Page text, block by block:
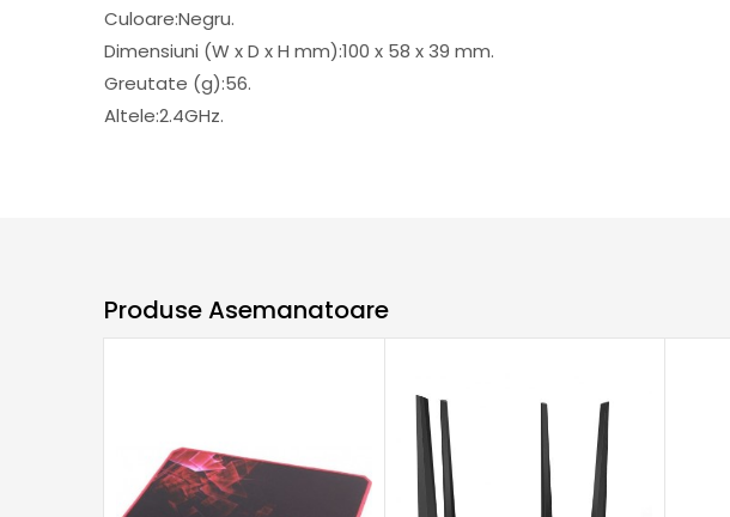
Culoare:Negru.
Dimensiuni (W x D x H mm):100 x 58 x 39 mm.
Greutate (g):56.
Altele:2.4GHz.
Produse Asemanatoare